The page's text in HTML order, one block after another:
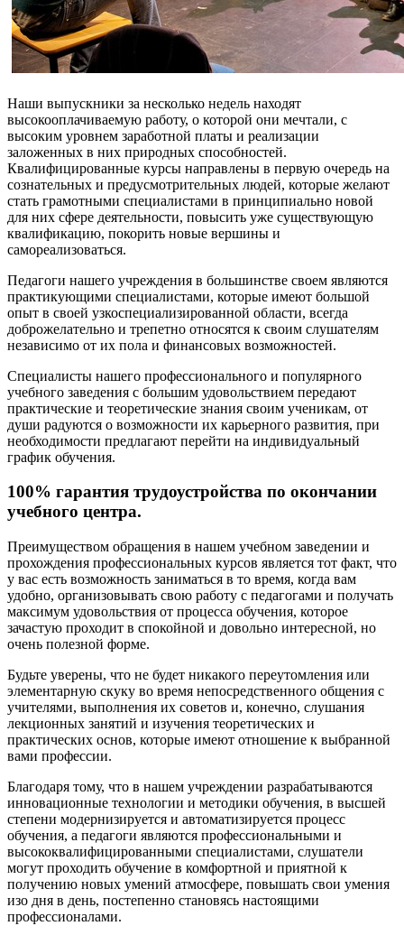
Наши выпускники за несколько недель находят
высокооплачиваемую работу, о которой они мечтали, с
высоким уровнем заработной платы и реализации
заложенных в них природных способностей.
Квалифицированные курсы направлены в первую очередь на
сознательных и предусмотрительных людей, которые желают
стать грамотными специалистами в принципиально новой
для них сфере деятельности, повысить уже существующую
квалификацию, покорить новые вершины и
самореализоваться.
Педагоги нашего учреждения в большинстве своем являются
практикующими специалистами, которые имеют большой
опыт в своей узкоспециализированной области, всегда
доброжелательно и трепетно относятся к своим слушателям
независимо от их пола и финансовых возможностей.
Специалисты нашего профессионального и популярного
учебного заведения с большим удовольствием передают
практические и теоретические знания своим ученикам, от
души радуются о возможности их карьерного развития, при
необходимости предлагают перейти на индивидуальный
график обучения.
100% гарантия трудоустройства по окончании
учебного центра.
Преимуществом обращения в нашем учебном заведении и
прохождения профессиональных курсов является тот факт, что
у вас есть возможность заниматься в то время, когда вам
удобно, организовывать свою работу с педагогами и получать
максимум удовольствия от процесса обучения, которое
зачастую проходит в спокойной и довольно интересной, но
очень полезной форме.
Будьте уверены, что не будет никакого переутомления или
элементарную скуку во время непосредственного общения с
учителями, выполнения их советов и, конечно, слушания
лекционных занятий и изучения теоретических и
практических основ, которые имеют отношение к выбранной
вами профессии.
Благодаря тому, что в нашем учреждении разрабатываются
инновационные технологии и методики обучения, в высшей
степени модернизируется и автоматизируется процесс
обучения, а педагоги являются профессиональными и
высококвалифицированными специалистами, слушатели
могут проходить обучение в комфортной и приятной к
получению новых умений атмосфере, повышать свои умения
изо дня в день, постепенно становясь настоящими
профессионалами.